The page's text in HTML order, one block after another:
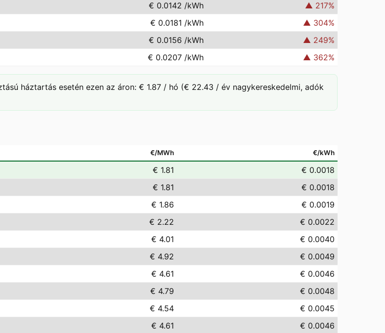
€ 0.0142 /kWh ▲ 217%
€ 0.0181 /kWh ▲ 304%
€ 0.0156 /kWh ▲ 249%
€ 0.0207 /kWh ▲ 362%
háztartás esetén ezen az áron: € 1.87 / hó (€ 22.43 / év nagykereskedelmi, adók
€/MWh €/kWh
€ 1.81
€ 0.0018
€ 1.81
€ 0.0018
€ 1.86
€ 0.0019
€ 2.22
€ 0.0022
€ 4.01
€ 0.0040
€ 4.92
€ 0.0049
€ 4.61
€ 0.0046
€ 4.79
€ 0.0048
€ 4.54
€ 0.0045
€ 4.61
€ 0.0046